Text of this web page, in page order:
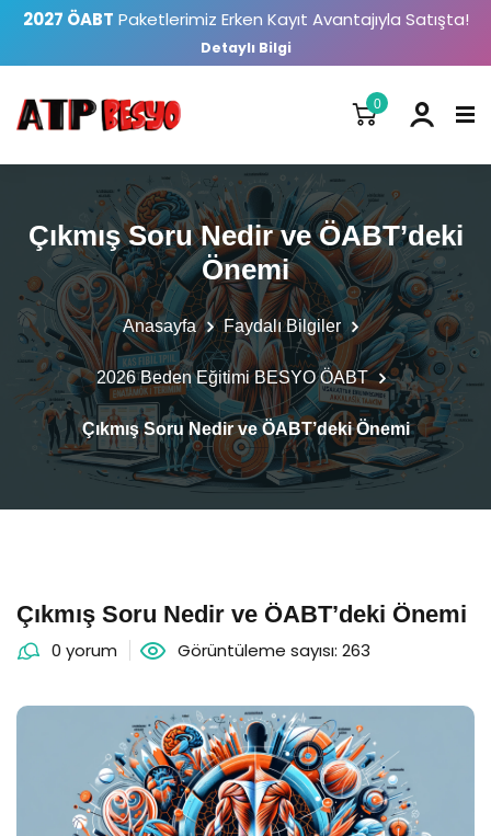
2027 ÖABT Paketlerimiz Erken Kayıt Avantajıyla Satışta!
Detaylı Bilgi
0
Çıkmış Soru Nedir ve ÖABT’deki
Önemi
Anasayfa Faydalı Bilgiler
2026 Beden Eğitimi BESYO ÖABT
Çıkmış Soru Nedir ve ÖABT’deki Önemi
Çıkmış Soru Nedir ve ÖABT’deki Önemi
0 yorum Görüntüleme sayısı: 263